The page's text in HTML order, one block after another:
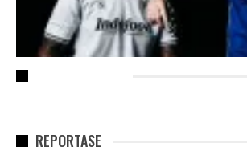
REPORTASE